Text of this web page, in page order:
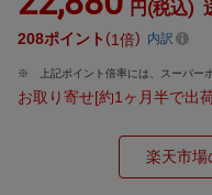
円(税込)
208ポイント 1倍 内訳
上記ポイント倍率には、スーパー
お取り寄せ[約1ヶ月半で出
楽天市場